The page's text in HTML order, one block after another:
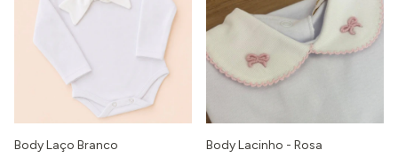
Body Laço Branco Body Lacinho - Rosa